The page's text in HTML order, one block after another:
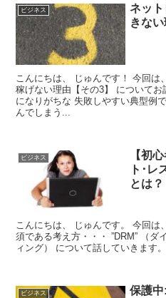
ビジネス
ネッ
きない
こんにちは、 じゅんです！ 今回
稼げない理由【その3】 について
になりがちな 失敗しやすい典型例
んでしまう...
ビジネス
【初
ト･レ
とは？
こんにちは、 じゅんです。 今回は
須である考え方・・・ ”DRM” （ダ
ィング） について話していきます
ビジネス
保護